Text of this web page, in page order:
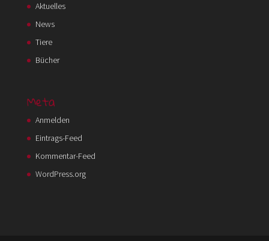
Aktuelles
News
Tiere
Bücher
Meta
Anmelden
Eintrags-Feed
Kommentar-Feed
WordPress.org